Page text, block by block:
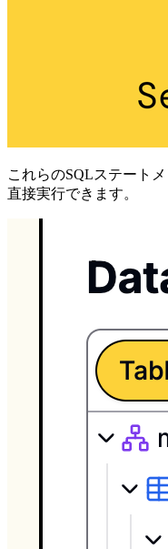
これらのSQLステート
直接実行できます。